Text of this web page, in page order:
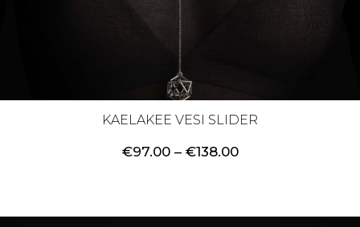
KAELAKEE VESI SLIDER
€97.00 – €138.00Price
€138.00